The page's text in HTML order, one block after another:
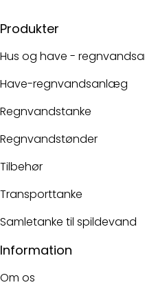
Produkter
Hus og have -
Have-regnvandsanlæg
Regnvandstanke
Regnvandstønder
Tilbehør
Transporttanke
Samletanke til spildevand
Information
Om os